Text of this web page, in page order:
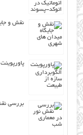
نقش و
بررسی